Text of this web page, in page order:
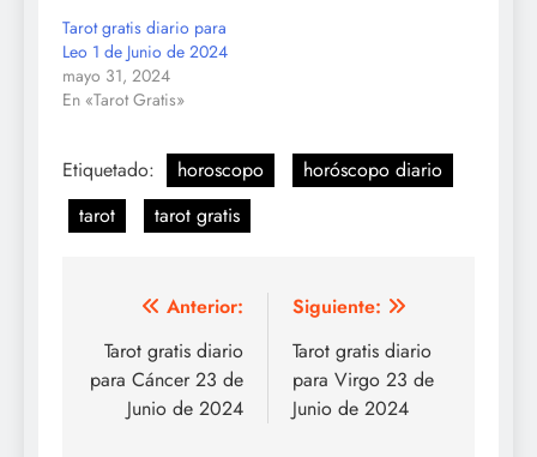
Tarot gratis diario para
Leo 1 de Junio de 2024
mayo 31, 2024
En «Tarot Gratis»
Etiquetado: horoscopo
horóscopo diario
tarot
tarot gratis
Navegación
de
entradas
Anterior:
Tarot gratis diario
para Cáncer 23 de
Junio de 2024
Siguiente:
Tarot gratis diario
para Virgo 23 de
Junio de 2024